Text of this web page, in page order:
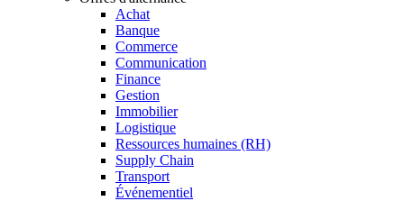
Achat
Banque
Commerce
Communication
Finance
Gestion
Immobilier
Logistique
Ressources humaines (RH)
Supply Chain
Transport
Événementiel